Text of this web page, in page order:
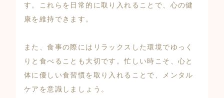
す。これらを日常的に取り入れることで、心の健
康を維持できます。
また、食事の際にはリラックスした環境でゆっく
りと食べることも大切です。忙しい時こそ、心と
体に優しい食習慣を取り入れることで、メンタル
ケアを意識しましょう。